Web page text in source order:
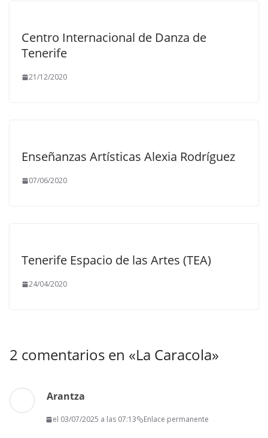
Centro Internacional de Danza de
Tenerife
21/12/2020
Enseñanzas Artísticas Alexia Rodríguez
07/06/2020
Tenerife Espacio de las Artes (TEA)
24/04/2020
2 comentarios en «La Caracola»
Arantza
el 03/07/2025 a las 07:13 Enlace permanente